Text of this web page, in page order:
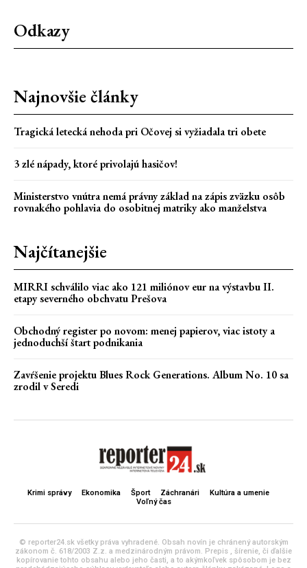
Odkazy
Najnovšie články
Tragická letecká nehoda pri Očovej si vyžiadala tri obete
3 zlé nápady, ktoré privolajú hasičov!
Ministerstvo vnútra nemá právny základ na zápis zväzku osôb
rovnakého pohlavia do osobitnej matriky ako manželstva
Najčítanejšie
MIRRI schválilo viac ako 121 miliónov eur na výstavbu II.
etapy severného obchvatu Prešova
Obchodný register po novom: menej papierov, viac istoty a
jednoduchší štart podnikania
Zavŕšenie projektu Blues Rock Generations. Album No. 10 sa
zrodil v Seredi
Krimi správy Ekonomika Šport Záchranári
Kultúra a umenie
Voľný čas
© reporter24.sk všetky práva vyhradené. Obsah novín je chránený autorským
zákonom č. 618/2003 Z.z. a medzinárodným právom. Prepis , šírenie, či ďalšie
kopírovanie tohto obsahu alebo jeho časti, a to akýmkoľvek spôsobom je bez